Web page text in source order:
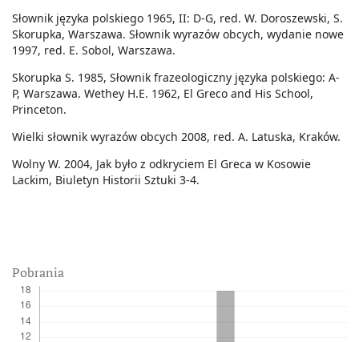
Pobrania
Słownik języka polskiego 1965, II: D-G, red. W. Doroszewski, S.
Skorupka, Warszawa. Słownik wyrazów obcych, wydanie nowe
1997, red. E. Sobol, Warszawa.
Skorupka S. 1985, Słownik frazeologiczny języka polskiego: A-
P, Warszawa. Wethey H.E. 1962, El Greco and His School,
Princeton.
Wielki słownik wyrazów obcych 2008, red. A. Latuska, Kraków.
Wolny W. 2004, Jak było z odkryciem El Greca w Kosowie
Lackim, Biuletyn Historii Sztuki 3-4.